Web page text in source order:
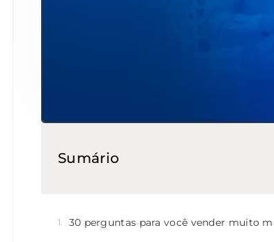
Sumário
30 perguntas para você vender muito